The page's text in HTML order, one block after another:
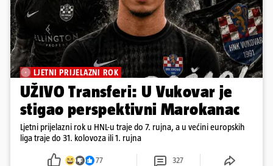
LJETNI PRIJELAZNI ROK
UŽIVO Transferi: U Vukovar je
stigao perspektivni Marokanac
Ljetni prijelazni rok u HNL-u traje do 7. rujna, a u većini europskih
liga traje do 31. kolovoza ili 1. rujna
77 327